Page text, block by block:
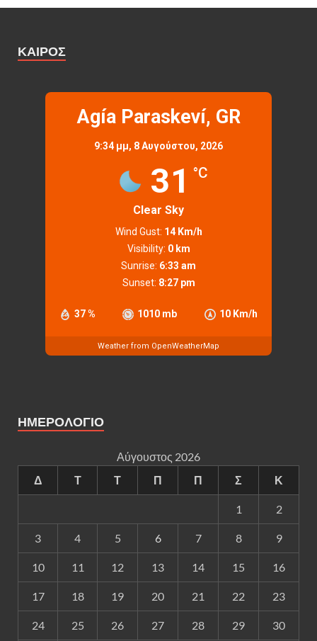
ΚΑΙΡΌΣ
Agía Paraskeví, GR
9:34 μμ, 8 Αυγούστου, 2026
31 °C
Clear Sky
37 % 1010 mb 10 Km/h
Wind Gust: 14 Km/h
Visibility: 0 km
Sunrise: 6:33 am
Sunset: 8:27 pm
Weather from OpenWeatherMap
ΗΜΕΡΟΛΟΓΙΟ
Αύγουστος 2026
Δ
Τ Τ Π Π Σ Κ
1 2
3 4 5 6 7 8 9
10 11 12 13 14 15 16
17 18 19 20 21 22 23
24 25 26 27 28 29 30